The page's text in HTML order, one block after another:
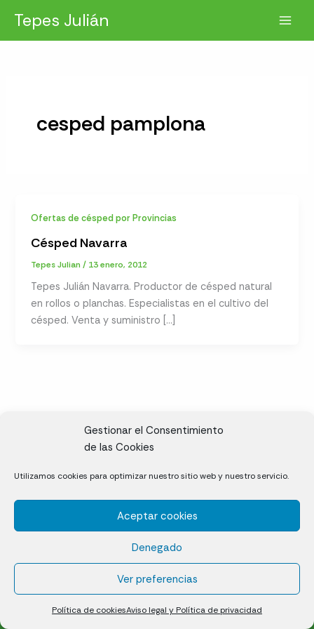
Gestionar el Consentimiento
de las Cookies
Utilizamos cookies para optimizar nuestro sitio web y nuestro servicio.
Aceptar cookies
Denegado
Ver preferencias
Política de cookiesAviso legal y Política de privacidad
contenido
Tepes Julián
cesped pamplona
Ofertas de césped por Provincias
Césped Navarra
Tepes Julian/ 13 enero, 2012
Tepes Julián Navarra. Productor de césped natural
en rollos o planchas. Especialistas en el cultivo del
césped. Venta y suministro […]
Cáceres
Césped natural en tepes
Política de cookies (UE)
Aviso legal y Política de privacidad
¿Quiénes somos?
Contacto